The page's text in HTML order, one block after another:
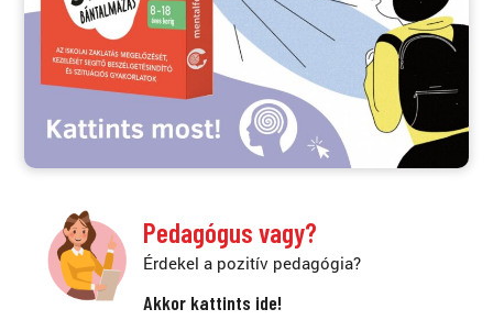
Pedagógus vagy?
Érdekel a pozitív pedagógia?
Akkor kattints ide!